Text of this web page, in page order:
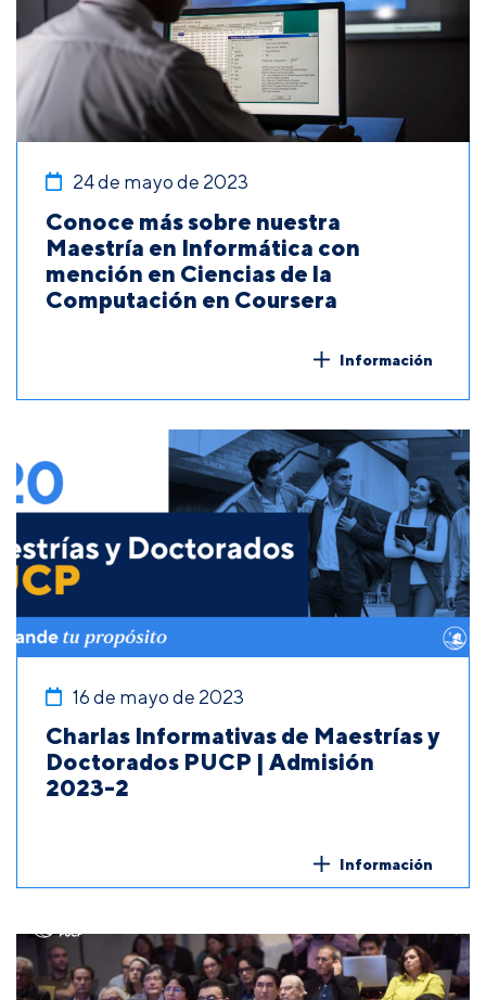
24 de mayo de 2023
Conoce más sobre nuestra
Maestría en Informática con
mención en Ciencias de la
Computación en Coursera
Información
16 de mayo de 2023
Charlas Informativas de Maestrías y
Doctorados PUCP | Admisión
2023-2
Información